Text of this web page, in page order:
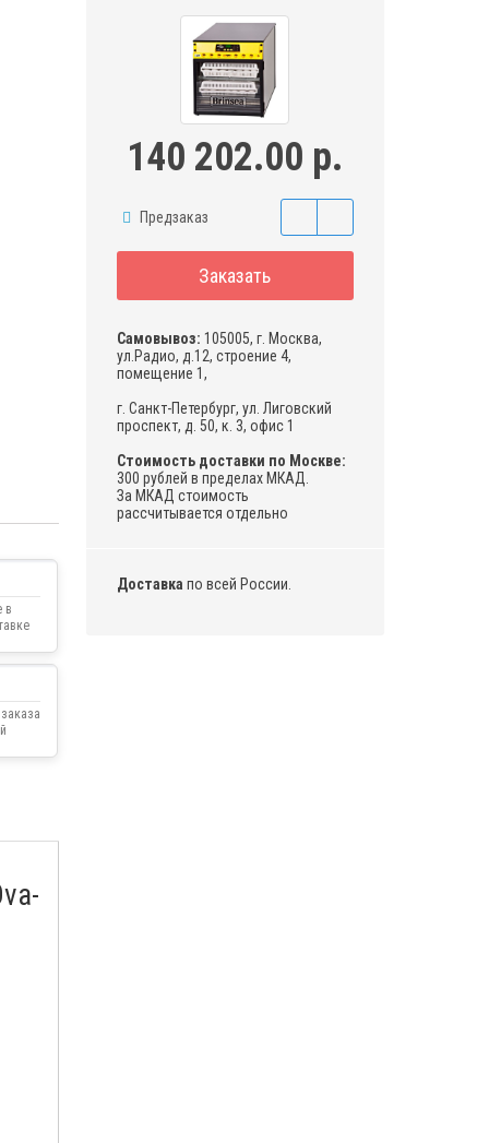
140 202.00 р.
Предзаказ
Заказать
Самовывоз: 105005, г. Москва,
ул.Радио, д.12, строение 4,
помещение 1,
г. Санкт-Петербург, ул. Лиговский
проспект, д. 50, к. 3, офис 1
Стоимость доставки по Москве:
300 рублей в пределах МКАД.
За МКАД стоимость
рассчитывается отдельно
Доставка по всей России.
в